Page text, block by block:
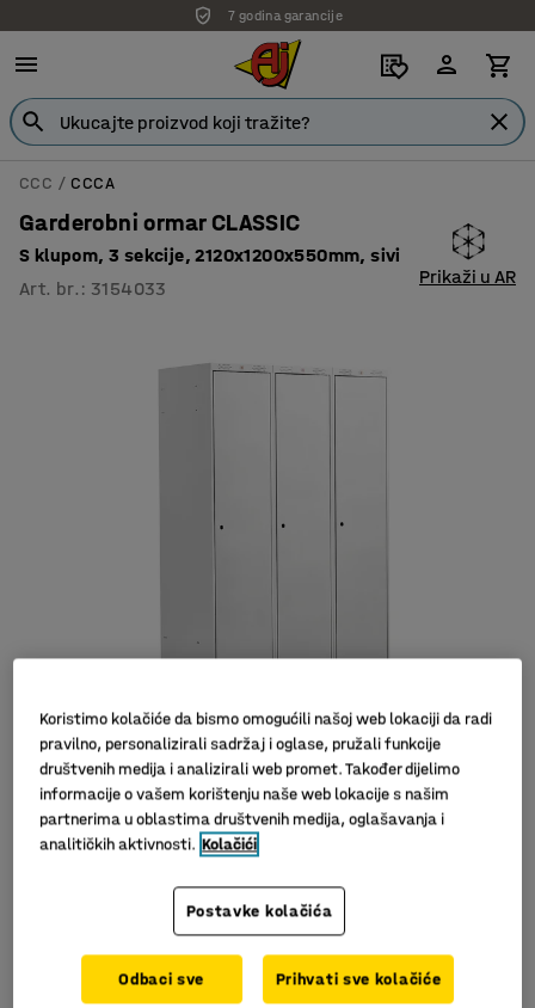
7 godina garancije
CCC CCCA
Garderobni ormar CLASSIC
S klupom, 3 sekcije, 2120x1200x550mm, sivi
Art. br. : 3154033
Prikaži u AR
Odlična ventilacija
Kvalitetna izrada
Prečka za odjeću i polica
Koristimo kolačiće da bismo omogućili našoj web lokaciji da radi
pravilno, personalizirali sadržaj i oglase, pružali funkcije
društvenih medija i analizirali web promet. Također dijelimo
informacije o vašem korištenju naše web lokacije s našim
partnerima u oblastima društvenih medija, oglašavanja i
analitičkih aktivnosti. Kolačići
Postavke kolačića
Odbaci sve Prihvati sve kolačiće